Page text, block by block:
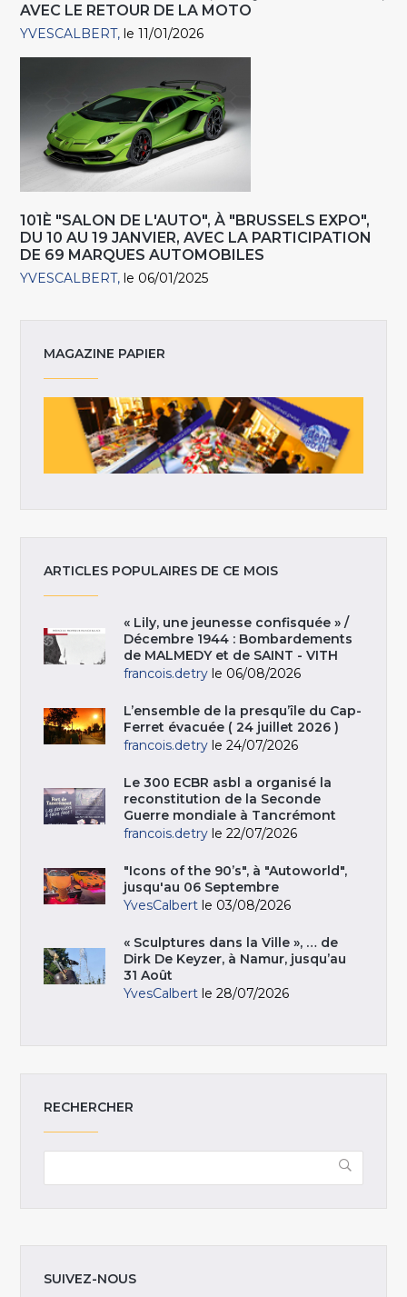
AVEC LE RETOUR DE LA MOTO
YVESCALBERT le 11/01/2026
101È "SALON DE L'AUTO", À "BRUSSELS EXPO",
DU 10 AU 19 JANVIER, AVEC LA PARTICIPATION
DE 69 MARQUES AUTOMOBILES
YVESCALBERT le 06/01/2025
MAGAZINE PAPIER
ARTICLES POPULAIRES DE CE MOIS
« Lily, une jeunesse confisquée » /
Décembre 1944 : Bombardements
de MALMEDY et de SAINT - VITH
francois.detry le 06/08/2026
L’ensemble de la presqu’île du Cap-
Ferret évacuée ( 24 juillet 2026 )
francois.detry le 24/07/2026
Le 300 ECBR asbl a organisé la
reconstitution de la Seconde
Guerre mondiale à Tancrémont
francois.detry le 22/07/2026
"Icons of the 90’s", à "Autoworld",
jusqu'au 06 Septembre
YvesCalbert le 03/08/2026
« Sculptures dans la Ville », … de
Dirk De Keyzer, à Namur, jusqu’au
31 Août
YvesCalbert le 28/07/2026
RECHERCHER
SUIVEZ-NOUS